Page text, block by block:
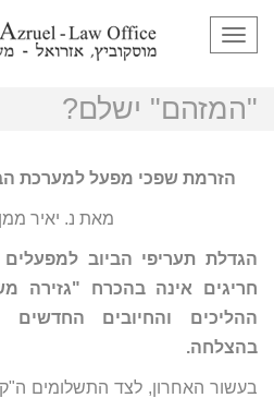
תפריט
הזרמת שפכי מפעל
"המזהם" ישלם?
הזרמת שפכי מפעל למערכת
מאת נ. יאיר
הגדלת תעריפי הביוב
חריגים אינה בהכרח "גזירה
ההליכים והחיובים
בהצלחה.
בעשור האחרון, לצד התשלומים